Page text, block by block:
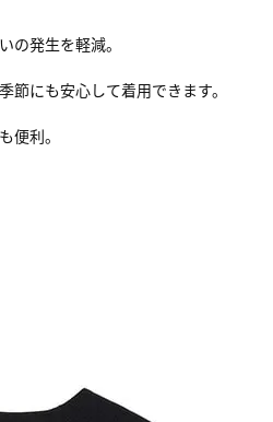
の発生を軽減。
にも安心して着用できます。
便利。